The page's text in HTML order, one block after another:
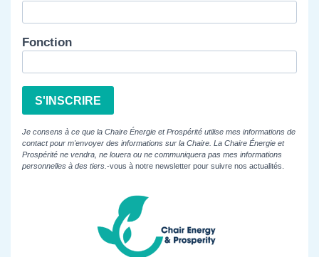
Fonction
S'INSCRIRE
Je consens à ce que la Chaire Énergie et Prospérité utilise mes informations de
contact pour m'envoyer des informations sur la Chaire. La Chaire Énergie et
Prospérité ne vendra, ne louera ou ne communiquera pas mes informations
personnelles à des tiers. -vous à notre newsletter pour suivre nos actualités.